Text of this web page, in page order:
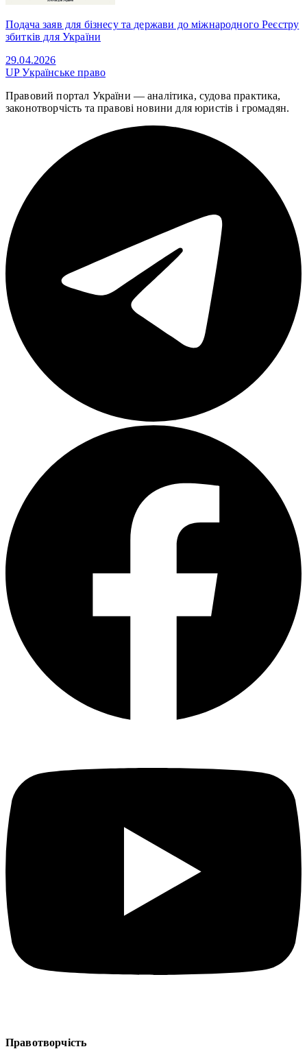
Подача заяв для бізнесу та держави до міжнародного Реєстру
збитків для України
29.04.2026
UPУкраїнське право
Правовий портал України — аналітика, судова практика,
законотворчість та правові новини для юристів і громадян.
Правотворчість